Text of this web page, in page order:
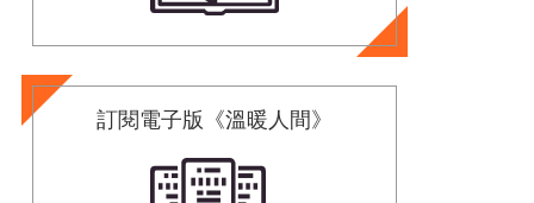
訂閱電子版《溫暖人間》